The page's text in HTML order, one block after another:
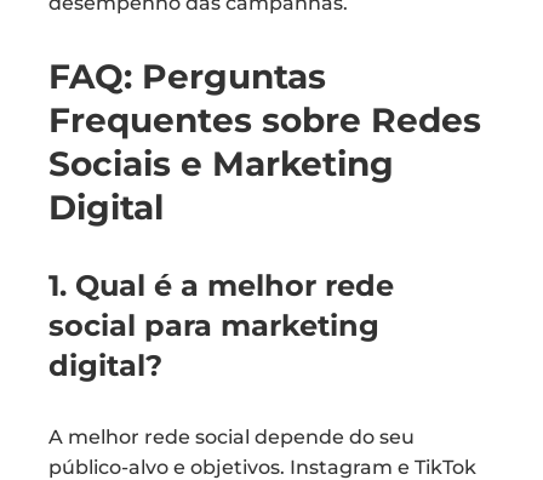
FAQ: Perguntas
Frequentes sobre Redes
Sociais e Marketing
Digital
1. Qual é a melhor rede
social para marketing
digital?
A melhor rede social depende do seu
público-alvo e objetivos. Instagram e TikTok